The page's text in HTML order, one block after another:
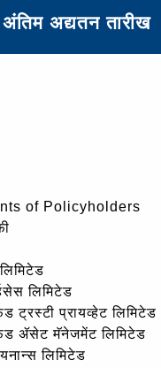
अद्यतन तारीख
of Policyholders
लिमिटेड
प्रायव्हेट लिमिटेड
ॲसेट मॅनेजमेंट लिमिटेड
लिमिटेड